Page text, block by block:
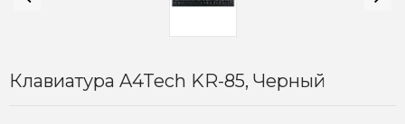
Клавиатура A4Tech KR-85, Черный